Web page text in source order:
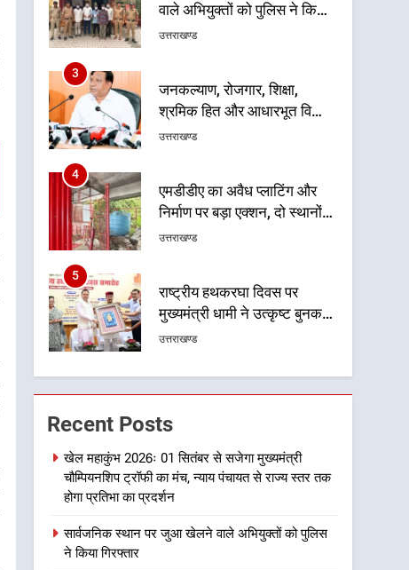
श्रमिक हित और आधारभूत विकास
को नई गति : धामी कैबिनेट के
उत्तराखण्ड
4
एमडीडीए का अवैध प्लाटिंग और
निर्माण पर बड़ा एक्शन, दो स्थानों
पर ध्वस्तीकरण, मसूरी मार्ग पर
उत्तराखण्ड
5
राष्ट्रीय हथकरघा दिवस पर
मुख्यमंत्री धामी ने उत्कृष्ट बुनकरों
और हस्तशिल्प कारीगरों को किया
उत्तराखण्ड
6
उत्तराखंड कांग्रेस में बड़ा
संगठनात्मक फेरबदल, नई
कार्यकारिणी और समितियों का
उत्तराखण्ड
7
मुख्यमंत्री धामी बोले- युवाओं को
रोजगार देना सरकार की सर्वोच्च
प्राथमिकता, आने वाले महीनों में
हजारों पदों पर की जाएगी भर्ती
8
दिल्ली-देहरादून आर्थिक कॉरिडोर
बाईपास परियोजना का डीएम ने
उत्तराखण्ड
Recent Posts
खेल महाकुंभ 2026ः 01 सितंबर से सजेगा मुख्यमंत्री
चौम्पियनशिप ट्रॉफी का मंच, न्याय पंचायत से राज्य स्तर तक
होगा प्रतिभा का प्रदर्शन
सार्वजनिक स्थान पर जुआ खेलने वाले अभियुक्तों को पुलिस
ने किया गिरफ्तार